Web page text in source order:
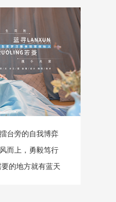
台旁的自我博弈
而上，勇毅笃行
的地方就有蓝天